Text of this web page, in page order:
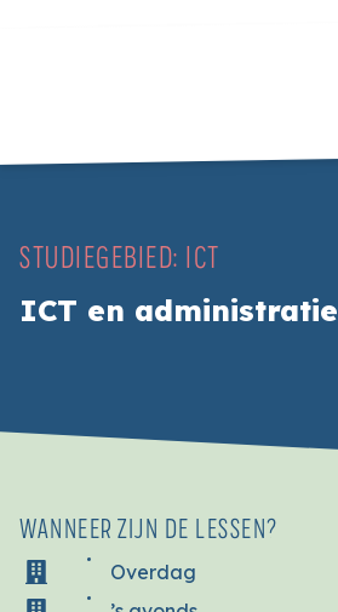
STUDIEGEBIED: ICT
ICT en administratie
WANNEER ZIJN DE LESSEN?
Overdag